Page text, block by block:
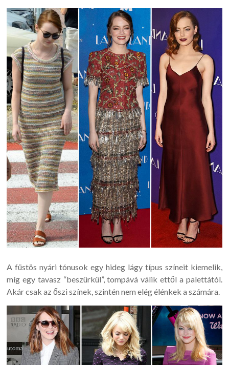
A füstös nyári tónusok egy hideg lágy típus színeit kiemelik,
míg egy tavasz “beszürkül”, tompává válik ettől a palettától.
Akár csak az őszi színek, szintén nem elég élénkek a számára.